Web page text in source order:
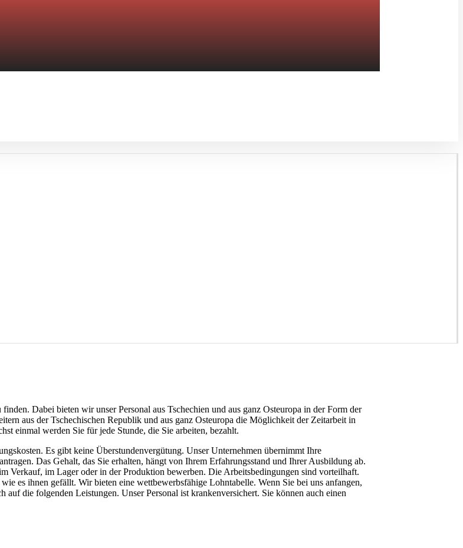
Dabei bieten wir unser Personal aus Tschechien und aus ganz Osteuropa in der Form der
aus der Tschechischen Republik und aus ganz Osteuropa die Möglichkeit der Zeitarbeit in
einmal werden Sie für jede Stunde, die Sie arbeiten, bezahlt.
Es gibt keine Überstundenvergütung. Unser Unternehmen übernimmt Ihre
Das Gehalt, das Sie erhalten, hängt von Ihrem Erfahrungsstand und Ihrer Ausbildung ab.
Verkauf, im Lager oder in der Produktion bewerben. Die Arbeitsbedingungen sind vorteilhaft.
es ihnen gefällt. Wir bieten eine wettbewerbsfähige Lohntabelle. Wenn Sie bei uns anfangen,
die folgenden Leistungen. Unser Personal ist krankenversichert. Sie können auch einen